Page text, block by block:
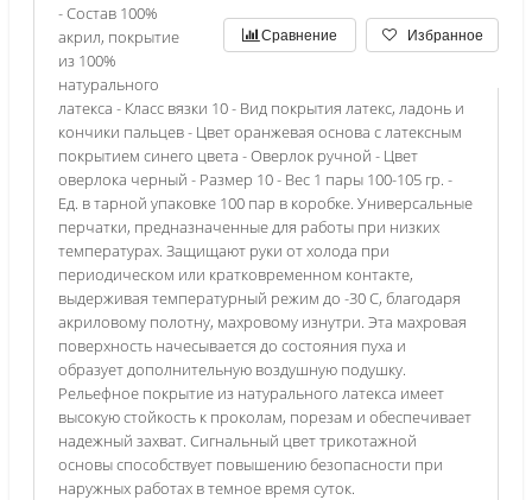
Сравнение Избранное
- Состав 100%
акрил, покрытие
из 100%
натурального
латекса - Класс вязки 10 - Вид покрытия латекс, ладонь и
кончики пальцев - Цвет оранжевая основа с латексным
покрытием синего цвета - Оверлок ручной - Цвет
оверлока черный - Размер 10 - Вес 1 пары 100-105 гр. -
Ед. в тарной упаковке 100 пар в коробке. Универсальные
перчатки, предназначенные для работы при низких
температурах. Защищают руки от холода при
периодическом или кратковременном контакте,
выдерживая температурный режим до -30 С, благодаря
акриловому полотну, махровому изнутри. Эта махровая
поверхность начесывается до состояния пуха и
образует дополнительную воздушную подушку.
Рельефное покрытие из натурального латекса имеет
высокую стойкость к проколам, порезам и обеспечивает
надежный захват. Сигнальный цвет трикотажной
основы способствует повышению безопасности при
наружных работах в темное время суток.